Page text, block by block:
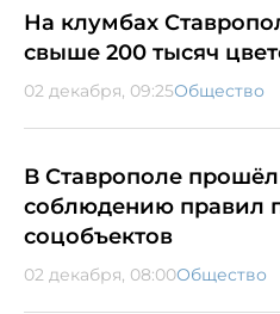
На клумбах
свыше 200 тысяч
02 декабря, 09:25Общество
В Ставрополе
соблюдению правил
соцобъектов
02 декабря, 08:00Общество